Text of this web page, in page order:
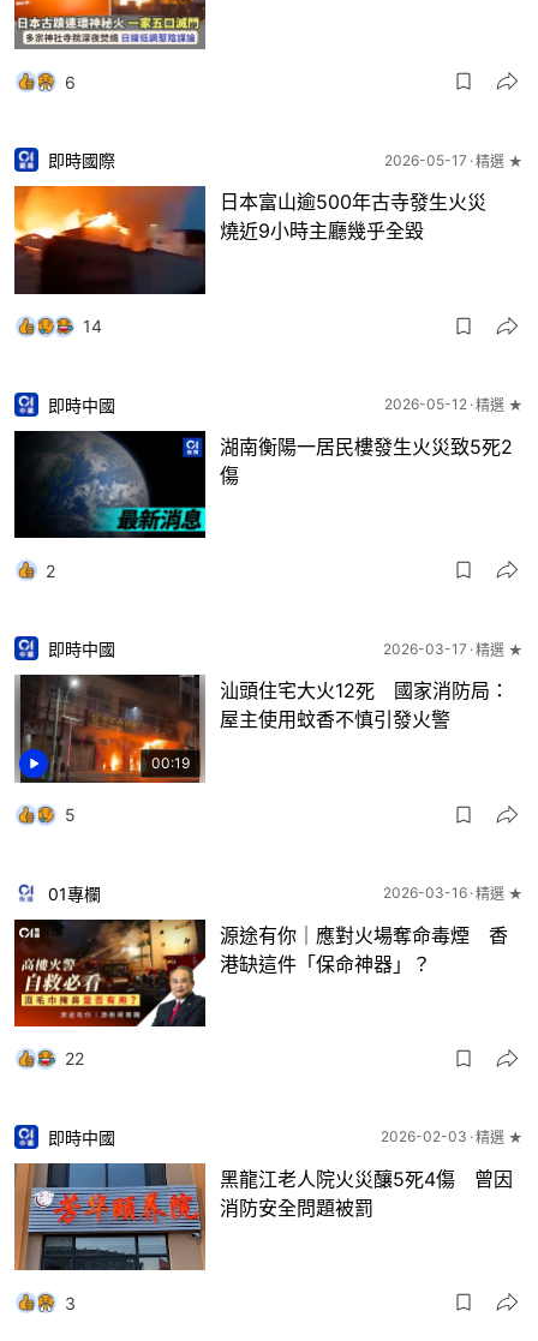
6
即時國際 2026-05-17 精選 ★
日本富山逾500年古寺發生火災
燒近9小時主廳幾乎全毀
14
即時中國 2026-05-12 精選 ★
湖南衡陽一居民樓發生火災致5死2
傷
2
00:19
即時中國 2026-03-17 精選 ★
汕頭住宅大火12死 國家消防局：
屋主使用蚊香不慎引發火警
5
01專欄 2026-03-16 精選 ★
源途有你｜應對火場奪命毒煙 香
港缺這件「保命神器」？
22
即時中國 2026-02-03 精選 ★
黑龍江老人院火災釀5死4傷 曾因
消防安全問題被罰
3